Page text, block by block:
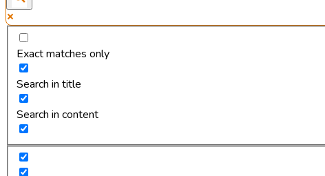
Exact matches only
Search in title
Search in content